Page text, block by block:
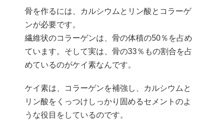
骨を作るには、カルシウムとリン酸とコラーゲ
ンが必要です。
繊維状のコラーゲンは、骨の体積の50％を占め
ています。そして実は、骨の33％もの割合を占
めているのがケイ素なんです。
ケイ素は、コラーゲンを補強し、カルシウムと
リン酸をくっつけしっかり固めるセメントのよ
うな役目をしているのです。